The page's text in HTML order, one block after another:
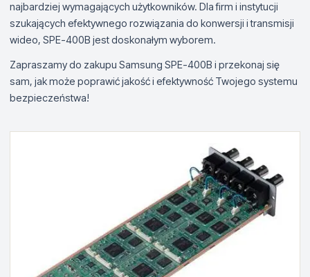
najbardziej wymagających użytkowników. Dla firm i instytucji
szukających efektywnego rozwiązania do konwersji i transmisji
wideo, SPE-400B jest doskonałym wyborem.
Zapraszamy do zakupu Samsung SPE-400B i przekonaj się
sam, jak może poprawić jakość i efektywność Twojego systemu
bezpieczeństwa!